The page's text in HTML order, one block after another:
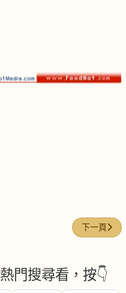
下一篇文
下一頁
門搜尋看，按👇